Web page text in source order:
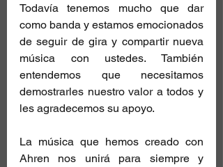
Todavía tenemos mucho que dar
como banda y estamos emocionados
de seguir de gira y compartir nueva
música con ustedes. También
entendemos que necesitamos
demostrarles nuestro valor a todos y
les agradecemos su apoyo.
La música que hemos creado con
Ahren nos unirá para siempre y